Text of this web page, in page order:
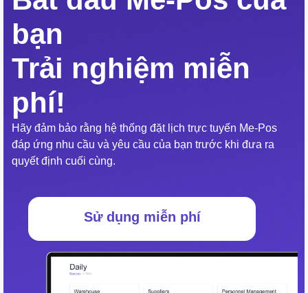
bạn
Trải nghiệm miễn
phí!
Hãy đảm bảo rằng hệ thống đặt lịch trực tuyến Me-Pos
đáp ứng nhu cầu và yêu cầu của bạn trước khi đưa ra
quyết định cuối cùng.
Sử dụng miễn phí